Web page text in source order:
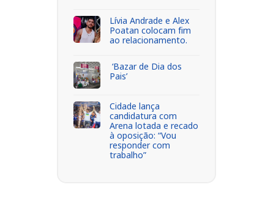
Lívia Andrade e Alex
Poatan colocam fim
ao relacionamento.
‘Bazar de Dia dos
Pais’
Cidade lança
candidatura com
Arena lotada e recado
à oposição: “Vou
responder com
trabalho”